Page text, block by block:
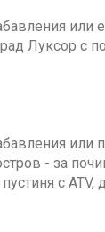
или
Луксор с
или
- за
пустиня с